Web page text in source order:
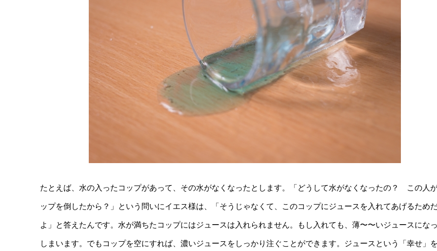
たとえば、水の入ったコップがあって、その水がなくなったとします。「どうして水がなくなったの？ この人
ップを倒したから？」という問いにイエス様は、「そうじゃなくて、このコップにジュースを入れてあげるため
よ」と答えたんです。水が満ちたコップにはジュースは入れられません。もし入れても、薄〜〜いジュースにな
しまいます。でもコップを空にすれば、濃いジュースをしっかり注ぐことができます。ジュースという「幸せ」